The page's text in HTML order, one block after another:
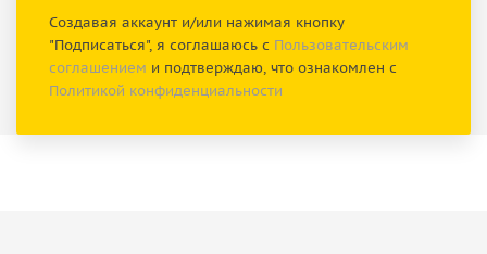
Создавая аккаунт и/или нажимая кнопку
"Подписаться", я соглашаюсь с Пользовательским
соглашением и подтверждаю, что ознакомлен с
Политикой конфиденциальности